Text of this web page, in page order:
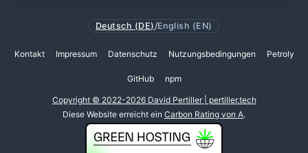
Deutsch (DE)/English (EN)
Kontakt Impressum Datenschutz Nutzungsbedingungen Petroly
GitHub npm
Copyright © 2022-2026 David Pertiller | pertiller.tech
Diese Website erreicht ein Carbon Rating von A.